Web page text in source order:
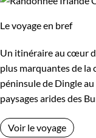
Le voyage en bref
Un itinéraire au cœur
plus marquantes de la
péninsule de Dingle
paysages arides des
Voir le voyage